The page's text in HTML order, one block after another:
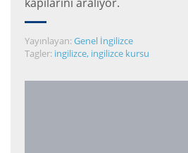
Yayınlayan: Genel İngilizce
Tagler: ingilizce, ingilizce kursu